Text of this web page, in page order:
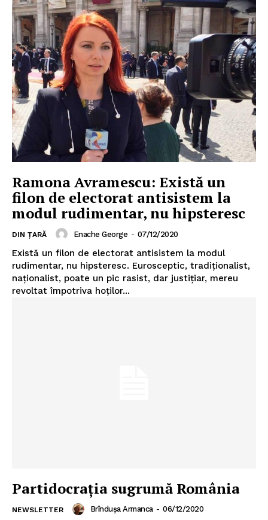
Ramona Avramescu: Există un
filon de electorat antisistem la
modul rudimentar, nu hipsteresc
DIN ȚARĂ Enache George - 07/12/2020
Există un filon de electorat antisistem la modul
rudimentar, nu hipsteresc. Eurosceptic, tradiționalist,
naționalist, poate un pic rasist, dar justițiar, mereu
revoltat împotriva hoților...
Partidocrația sugrumă România
NEWSLETTER Brîndușa Armanca - 06/12/2020